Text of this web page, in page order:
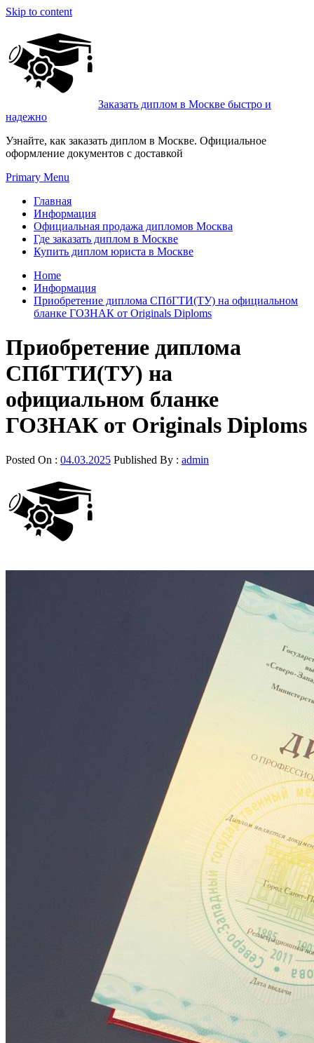
Skip to content
Заказать диплом в Москве быстро и
надежно
Узнайте, как заказать диплом в Москве. Официальное
оформление документов с доставкой
Primary Menu
Главная
Информация
Официальная продажа дипломов Москва
Где заказать диплом в Москве
Купить диплом юриста в Москве
Home
Информация
Приобретение диплома СПбГТИ(ТУ) на официальном
бланке ГОЗНАК от Originals Diploms
Приобретение диплома
СПбГТИ(ТУ) на
официальном бланке
ГОЗНАК от Originals Diploms
Posted On : 04.03.2025 Published By : admin